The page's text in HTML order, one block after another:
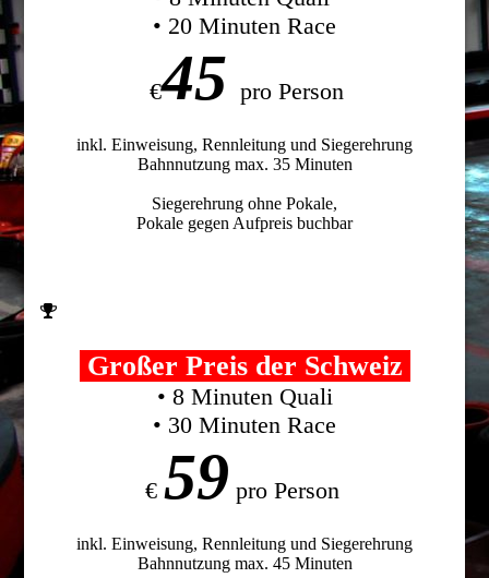
• 20 Minuten Race
€45 pro Person
inkl. Einweisung, Rennleitung und Siegerehrung
Bahnnutzung max. 35 Minuten
Siegerehrung ohne Pokale,
Pokale gegen Aufpreis buchbar
Großer Preis der Schweiz
• 8 Minuten Quali
• 30 Minuten Race
€ 59 pro Person
inkl. Einweisung, Rennleitung und Siegerehrung
Bahnnutzung max. 45 Minuten